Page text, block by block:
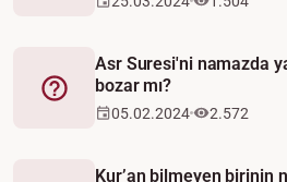
Fetva
Asr Suresi'ni namazda
bozar mı?
05.02.2024 2.572
Kur’an bilmeyen birinin